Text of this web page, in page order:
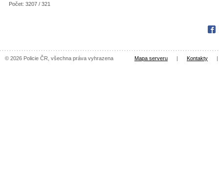
Počet: 3207 / 321
© 2026 Policie ČR, všechna práva vyhrazena Mapa serveru | Kontakty |